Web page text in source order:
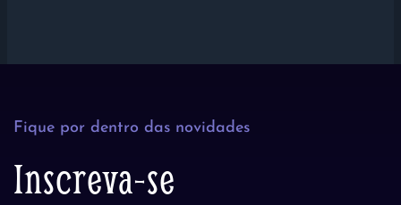
Fique por dentro das novidades
Inscreva-se